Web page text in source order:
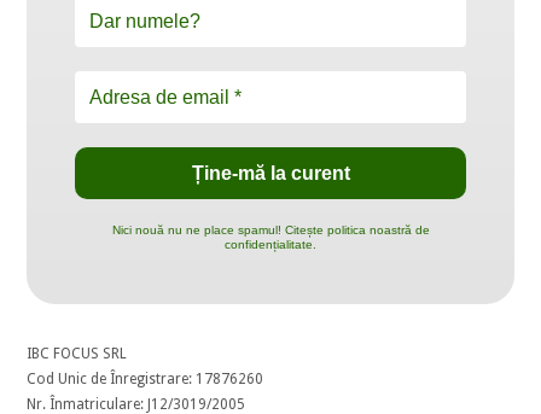
Nici nouă nu ne place spamul! Citește politica noastră de
confidențialitate.
IBC FOCUS SRL
Cod Unic de Înregistrare: 17876260
Nr. Înmatriculare: J12/3019/2005